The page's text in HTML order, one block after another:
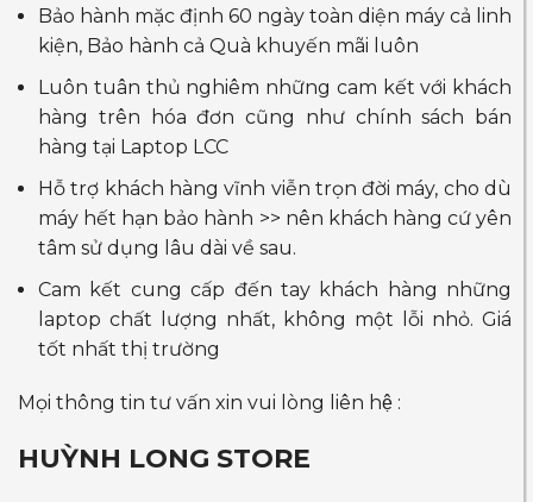
Bảo hành mặc định 60 ngày toàn diện máy cả linh
kiện, Bảo hành cả Quà khuyến mãi luôn
Luôn tuân thủ nghiêm những cam kết với khách
hàng trên hóa đơn cũng như chính sách bán
hàng tại Laptop LCC
Hỗ trợ khách hàng vĩnh viễn trọn đời máy, cho dù
máy hết hạn bảo hành >> nên khách hàng cứ yên
tâm sử dụng lâu dài về sau.
Cam kết cung cấp đến tay khách hàng những
laptop chất lượng nhất, không một lỗi nhỏ. Giá
tốt nhất thị trường
Mọi thông tin tư vấn xin vui lòng liên hệ :
HUỲNH LONG STORE